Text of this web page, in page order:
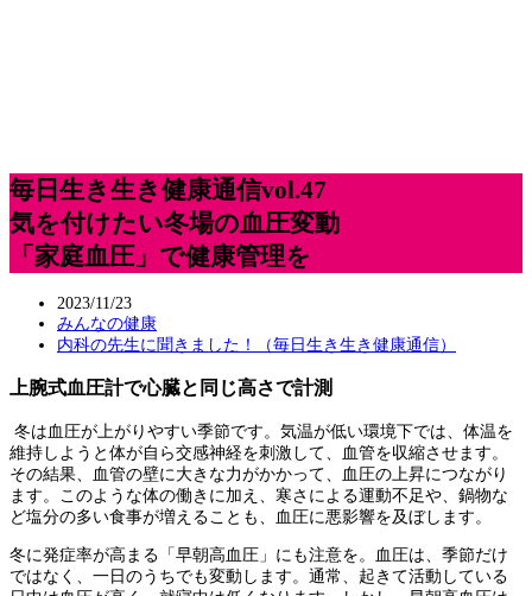
毎日生き生き健康通信vol.47
気を付けたい冬場の血圧変動
「家庭血圧」で健康管理を
2023/11/23
みんなの健康
内科の先生に聞きました！（毎日生き生き健康通信）
上腕式血圧計で心臓と同じ高さで計測
冬は血圧が上がりやすい季節です。気温が低い環境下では、体温を
維持しようと体が自ら交感神経を刺激して、血管を収縮させます。
その結果、血管の壁に大きな力がかかって、血圧の上昇につながり
ます。このような体の働きに加え、寒さによる運動不足や、鍋物な
ど塩分の多い食事が増えることも、血圧に悪影響を及ぼします。
冬に発症率が高まる「早朝高血圧」にも注意を。血圧は、季節だけ
ではなく、一日のうちでも変動します。通常、起きて活動している